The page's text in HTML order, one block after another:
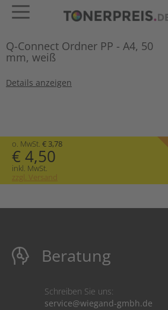
Q-Connect Ordner PP - A4, 50
mm, weiß
Details anzeigen
o. MwSt. € 3,78
€ 4,50
inkl. MwSt.
zzgl. Versand
Beratung
Schreiben Sie uns:
service@wiegand-gmbh.de